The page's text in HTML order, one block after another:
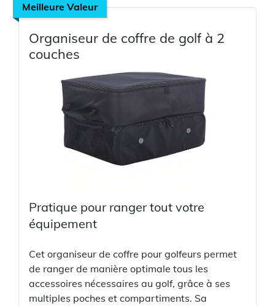
Meilleure Valeur
Organiseur de coffre de golf à 2
couches
Pratique pour ranger tout votre
équipement
Cet organiseur de coffre pour golfeurs permet
de ranger de manière optimale tous les
accessoires nécessaires au golf, grâce à ses
multiples poches et compartiments. Sa